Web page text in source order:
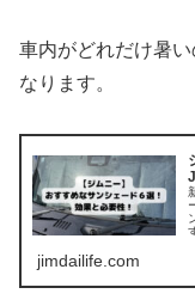
車内がどれだけ暑
なります。
jimdailife.com